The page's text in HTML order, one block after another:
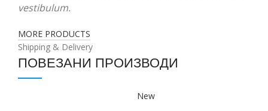
vestibulum.
MORE PRODUCTS
Shipping & Delivery
ПОВЕЗАНИ ПРОИЗВОДИ
New